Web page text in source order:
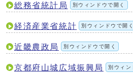
総務省統計局 別ウィンドウで開く
経済産業省統計 別ウィンドウで開く
近畿農政局 別ウィンドウで開く
京都府山城広域振興局 別ウィン